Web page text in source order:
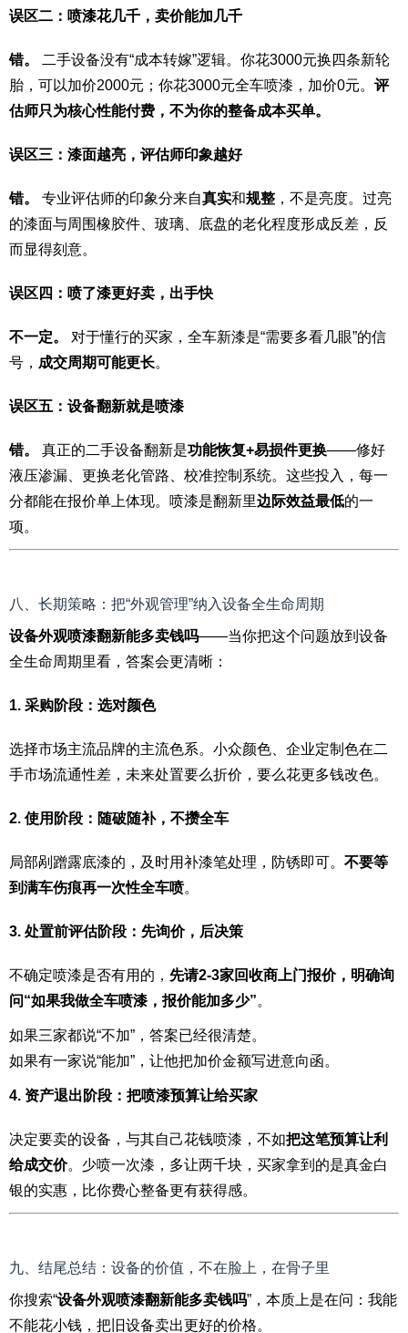
误区二：喷漆花几千，卖价能加几千
错。
二手设备没有“成本转嫁”逻辑。你花3000元换四条新轮
胎，可以加价2000元；你花3000元全车喷漆，加价0元。 评
估师只为核心性能付费，不为你的整备成本买单。
误区三：漆面越亮，评估师印象越好
错。 专业评估师的印象分来自真实和规整 ，不是亮度。过亮
的漆面与周围橡胶件、玻璃、底盘的老化程度形成反差，反
而显得刻意。
误区四：喷了漆更好卖，出手快
不一定。
对于懂行的买家，全车新漆是“需要多看几眼”的信
号， 成交周期可能更长。
误区五：设备翻新就是喷漆
错。 真正的二手设备翻新是功能恢复+易损件更换——修好
液压渗漏、更换老化管路、校准控制系统。这些投入，每一
分都能在报价单上体现。喷漆是翻新里边际效益最低的一
项。
八、长期策略：把“外观管理”纳入设备全生命周期
设备外观喷漆翻新能多卖钱吗——当你把这个问题放到设备
全生命周期里看，答案会更清晰：
1. 采购阶段：选对颜色
选择市场主流品牌的主流色系。小众颜色、企业定制色在二
手市场流通性差，未来处置要么折价，要么花更多钱改色。
2. 使用阶段：随破随补，不攒全车
局部剐蹭露底漆的，及时用补漆笔处理，防锈即可。 不要等
到满车伤痕再一次性全车喷。
3. 处置前评估阶段：先询价，后决策
不确定喷漆是否有用的， 先请2-3家回收商上门报价，明确询
问“如果我做全车喷漆，报价能加多少”。
如果三家都说“不加”，答案已经很清楚。
如果有一家说“能加”，让他把加价金额写进意向函。
4. 资产退出阶段：把喷漆预算让给买家
决定要卖的设备，与其自己花钱喷漆，不如把这笔预算让利
给成交价。少喷一次漆，多让两千块，买家拿到的是真金白
银的实惠，比你费心整备更有获得感。
九、结尾总结：设备的价值，不在脸上，在骨子里
你搜索“设备外观喷漆翻新能多卖钱吗”，本质上是在问：我能
不能花小钱，把旧设备卖出更好的价格。